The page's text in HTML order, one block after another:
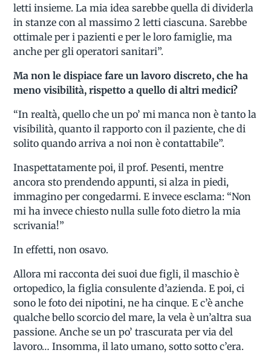
letti insieme. La mia idea sarebbe quella di dividerla
in stanze con al massimo 2 letti ciascuna. Sarebbe
ottimale per i pazienti e per le loro famiglie, ma
anche per gli operatori sanitari”.
Ma non le dispiace fare un lavoro discreto, che ha
meno visibilità, rispetto a quello di altri medici?
“In realtà, quello che un po’ mi manca non è tanto la
visibilità, quanto il rapporto con il paziente, che di
solito quando arriva a noi non è contattabile”.
Inaspettatamente poi, il prof. Pesenti, mentre
ancora sto prendendo appunti, si alza in piedi,
immagino per congedarmi. E invece esclama: “Non
mi ha invece chiesto nulla sulle foto dietro la mia
scrivania!”
In effetti, non osavo.
Allora mi racconta dei suoi due figli, il maschio è
ortopedico, la figlia consulente d’azienda. E poi, ci
sono le foto dei nipotini, ne ha cinque. E c’è anche
qualche bello scorcio del mare, la vela è un’altra sua
passione. Anche se un po’ trascurata per via del
lavoro… Insomma, il lato umano, sotto sotto c’era.